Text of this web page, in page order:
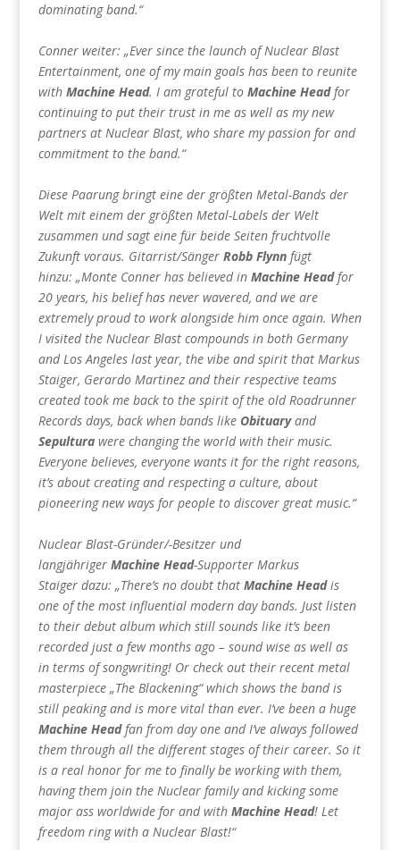
dominating band.“
Conner weiter: „Ever since the launch of Nuclear Blast
Entertainment, one of my main goals has been to reunite
with Machine Head. I am grateful to Machine Headfor
continuing to put their trust in me as well as my new
partners at Nuclear Blast, who share my passion for and
commitment to the band.“
Diese Paarung bringt eine der größten Metal-Bands der
Welt mit einem der größten Metal-Labels der Welt
zusammen und sagt eine für beide Seiten fruchtvolle
Zukunft voraus. Gitarrist/Sänger Robb Flynnfügt
hinzu: „Monte Conner has believed in Machine Headfor
20 years, his belief has never wavered, and we are
extremely proud to work alongside him once again. When
I visited the Nuclear Blast compounds in both Germany
and Los Angeles last year, the vibe and spirit that Markus
Staiger, Gerardo Martinez and their respective teams
created took me back to the spirit of the old Roadrunner
Records days, back when bands like Obituaryand
Sepulturawere changing the world with their music.
Everyone believes, everyone wants it for the right reasons,
it’s about creating and respecting a culture, about
pioneering new ways for people to discover great music.“
Nuclear Blast-Gründer/-Besitzer und
langjähriger Machine Head-Supporter Markus
Staiger dazu: „There’s no doubt that Machine Headis
one of the most influential modern day bands. Just listen
to their debut album which still sounds like it’s been
recorded just a few months ago – sound wise as well as
in terms of songwriting! Or check out their recent metal
masterpiece „The Blackening“ which shows the band is
still peaking and is more vital than ever. I’ve been a huge
Machine Headfan from day one and I’ve always followed
them through all the different stages of their career. So it
is a real honor for me to finally be working with them,
having them join the Nuclear family and kicking some
major ass worldwide for and with Machine Head! Let
freedom ring with a Nuclear Blast!“